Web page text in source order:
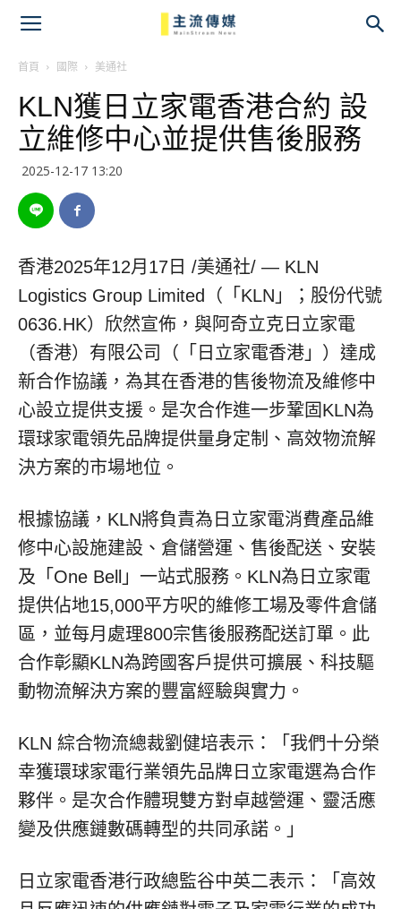
首頁 國際 美通社
KLN獲日立家電香港合約 設
立維修中心並提供售後服務
2025-12-17 13:20
香港2025年12月17日 /美通社/ — KLN
Logistics Group Limited（「KLN」；股份代號
0636.HK）欣然宣佈，與阿奇立克日立家電
（香港）有限公司（「日立家電香港」）達成
新合作協議，為其在香港的售後物流及維修中
心設立提供支援。是次合作進一步鞏固KLN為
環球家電領先品牌提供量身定制、高效物流解
決方案的市場地位。
根據協議，KLN將負責為日立家電消費產品維
修中心設施建設、倉儲營運、售後配送、安裝
及「One Bell」一站式服務。KLN為日立家電
提供佔地15,000平方呎的維修工場及零件倉儲
區，並每月處理800宗售後服務配送訂單。此
合作彰顯KLN為跨國客戶提供可擴展、科技驅
動物流解決方案的豐富經驗與實力。
KLN 綜合物流總裁劉健培表示：「我們十分榮
幸獲環球家電行業領先品牌日立家電選為合作
夥伴。是次合作體現雙方對卓越營運、靈活應
變及供應鏈數碼轉型的共同承諾。」
日立家電香港行政總監谷中英二表示：「高效